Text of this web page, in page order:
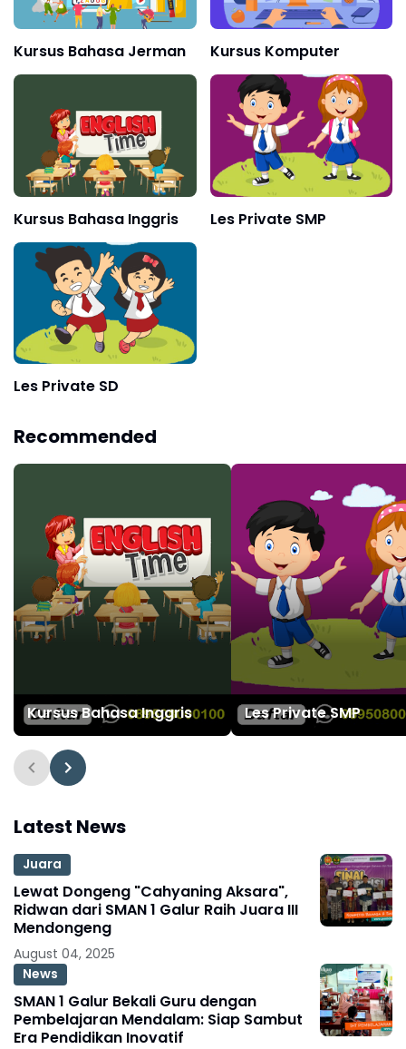
Kursus Bahasa Jerman Kursus Komputer
Kursus Bahasa Inggris Les Private SMP
Les Private SD
Recommended
Kursus Bahasa Inggris Les Private SMP
Latest News
Juara
Lewat Dongeng "Cahyaning Aksara",
Ridwan dari SMAN 1 Galur Raih Juara III
Mendongeng
August 04, 2025
News
SMAN 1 Galur Bekali Guru dengan
Pembelajaran Mendalam: Siap Sambut
Era Pendidikan Inovatif